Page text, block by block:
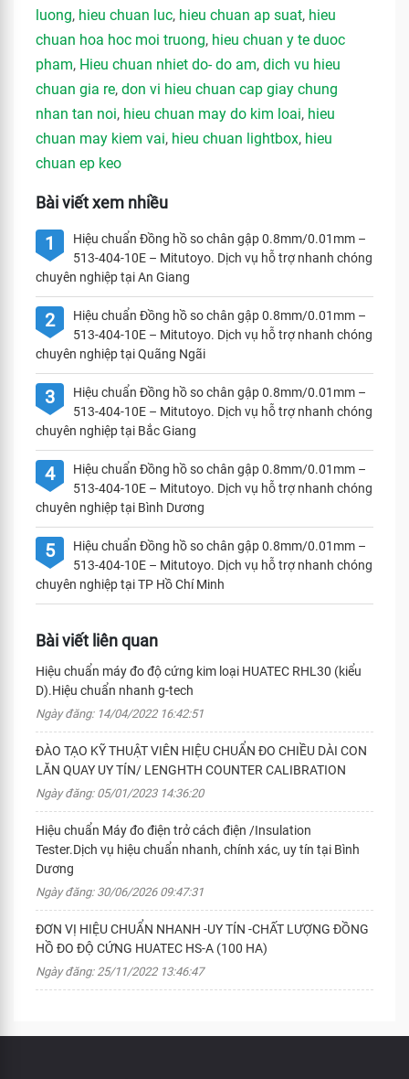
luong, hieu chuan luc, hieu chuan ap suat, hieu
chuan hoa hoc moi truong, hieu chuan y te duoc
pham, Hieu chuan nhiet do- do am, dich vu hieu
chuan gia re, don vi hieu chuan cap giay chung
nhan tan noi, hieu chuan may do kim loai, hieu
chuan may kiem vai, hieu chuan lightbox, hieu
chuan ep keo
Bài viết xem nhiều
1
Hiệu chuẩn Đồng hồ so chân gập 0.8mm/0.01mm –
513-404-10E – Mitutoyo. Dịch vụ hỗ trợ nhanh chóng
chuyên nghiệp tại An Giang
2
Hiệu chuẩn Đồng hồ so chân gập 0.8mm/0.01mm –
513-404-10E – Mitutoyo. Dịch vụ hỗ trợ nhanh chóng
chuyên nghiệp tại Quãng Ngãi
3
Hiệu chuẩn Đồng hồ so chân gập 0.8mm/0.01mm –
513-404-10E – Mitutoyo. Dịch vụ hỗ trợ nhanh chóng
chuyên nghiệp tại Bắc Giang
4
Hiệu chuẩn Đồng hồ so chân gập 0.8mm/0.01mm –
513-404-10E – Mitutoyo. Dịch vụ hỗ trợ nhanh chóng
chuyên nghiệp tại Bình Dương
5
Hiệu chuẩn Đồng hồ so chân gập 0.8mm/0.01mm –
513-404-10E – Mitutoyo. Dịch vụ hỗ trợ nhanh chóng
chuyên nghiệp tại TP Hồ Chí Minh
Bài viết liên quan
Hiệu chuẩn máy đo độ cứng kim loại HUATEC RHL30 (kiểu
D).Hiệu chuẩn nhanh g-tech
Ngày đăng: 14/04/2022 16:42:51
ĐÀO TẠO KỸ THUẬT VIÊN HIỆU CHUẨN ĐO CHIỀU DÀI CON
LĂN QUAY UY TÍN/ LENGHTH COUNTER CALIBRATION
Ngày đăng: 05/01/2023 14:36:20
Hiệu chuẩn Máy đo điện trở cách điện /Insulation
Tester.Dịch vụ hiệu chuẩn nhanh, chính xác, uy tín tại Bình
Dương
Ngày đăng: 30/06/2026 09:47:31
ĐƠN VỊ HIỆU CHUẨN NHANH -UY TÍN -CHẤT LƯỢNG ĐỒNG
HỒ ĐO ĐỘ CỨNG HUATEC HS-A (100 HA)
Ngày đăng: 25/11/2022 13:46:47